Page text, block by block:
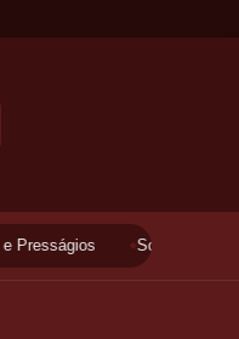
Presságios Sonhar